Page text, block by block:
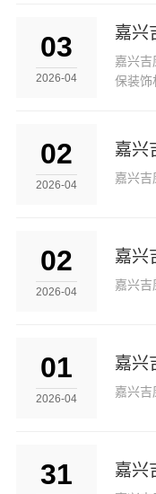
03
2026-04
嘉兴吉
保装饰
02
2026-04 嘉兴
02
2026-04 嘉兴
01
2026-04 嘉兴吉
31